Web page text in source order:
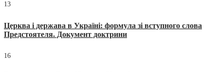
13
Церква і держава в Україні: формула зі вступного слова
Предстоятеля. Документ доктрини
16